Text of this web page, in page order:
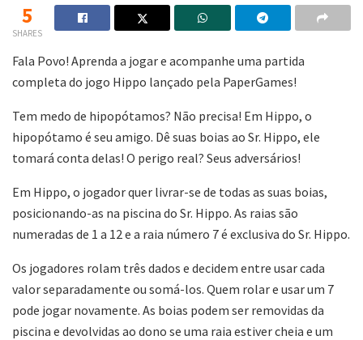
5
SHARES
Fala Povo! Aprenda a jogar e acompanhe uma partida
completa do jogo Hippo lançado pela PaperGames!
Tem medo de hipopótamos? Não precisa! Em Hippo, o
hipopótamo é seu amigo. Dê suas boias ao Sr. Hippo, ele
tomará conta delas! O perigo real? Seus adversários!
Em Hippo, o jogador quer livrar-se de todas as suas boias,
posicionando-as na piscina do Sr. Hippo. As raias são
numeradas de 1 a 12 e a raia número 7 é exclusiva do Sr. Hippo.
Os jogadores rolam três dados e decidem entre usar cada
valor separadamente ou somá-los. Quem rolar e usar um 7
pode jogar novamente. As boias podem ser removidas da
piscina e devolvidas ao dono se uma raia estiver cheia e um